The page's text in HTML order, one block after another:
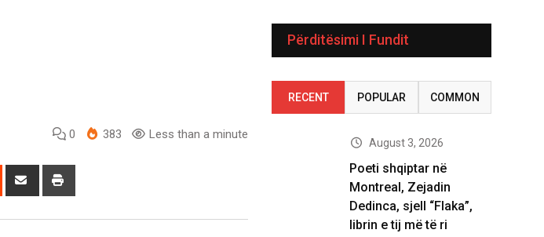
0 383 Less than a minute
Reddit
Share
Përditësimi I Fundit
RECENT POPULAR COMMON
August 3, 2026
Poeti shqiptar në
Montreal, Zejadin
Dedinca, sjell “Flaka”,
librin e tij më të ri